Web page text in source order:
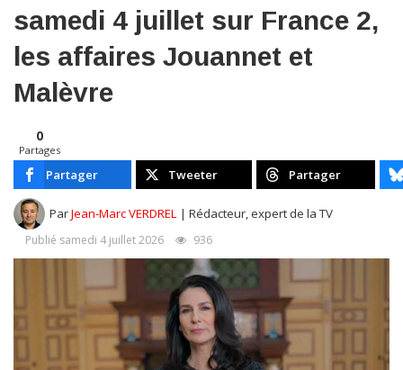
samedi 4 juillet sur France 2,
les affaires Jouannet et
Malèvre
0
Partages
Partager Tweeter Partager
ParJean-Marc VERDREL | Rédacteur, expert de la TV
Publié samedi 4 juillet 2026 936